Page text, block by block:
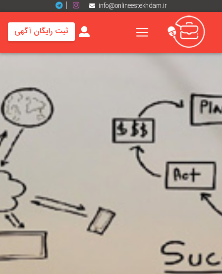
info@onlineestekhdam.ir
خانه
برند
ها
ها
اخبار
ما
ثبت رایگان آگهی